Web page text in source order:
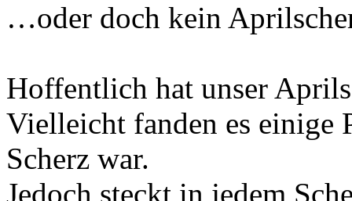
…oder doch kein
Hoffentlich hat unser
Vielleicht fanden es einige
Scherz war.
Jedoch steckt in jedem